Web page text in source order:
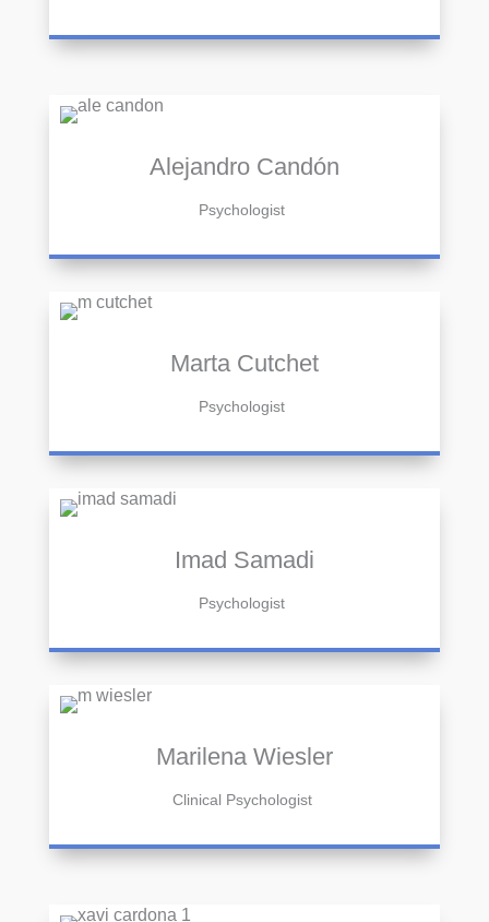
Alejandro Candón
Psychologist
Marta Cutchet
Psychologist
Imad Samadi
Psychologist
Marilena Wiesler
Clinical Psychologist